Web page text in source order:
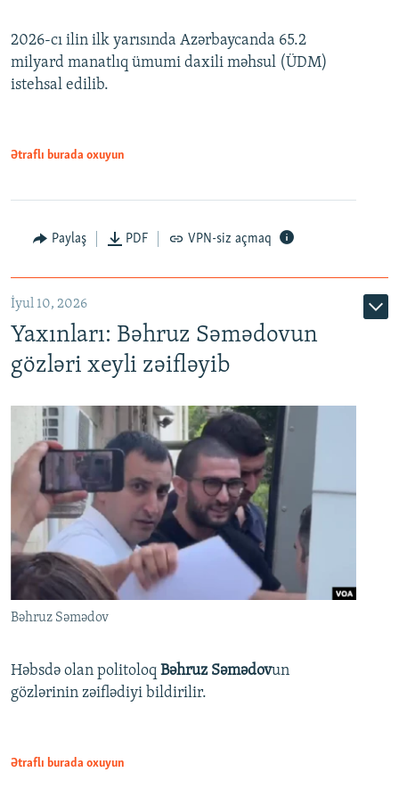
Auto 240p 360p 480p
360p
480p
2026-cı ilin ilk yarısında Azərbaycanda 65.2
milyard manatlıq ümumi daxili məhsul (ÜDM)
istehsal edilib.
Ətraflı burada oxuyun
Paylaş PDF VPN-siz açmaq
İyul 10, 2026
Yaxınları: Bəhruz Səmədovun
gözləri xeyli zəifləyib
Bəhruz Səmədov
Həbsdə olan politoloq Bəhruz Səmədovun
gözlərinin zəiflədiyi bildirilir.
Ətraflı burada oxuyun